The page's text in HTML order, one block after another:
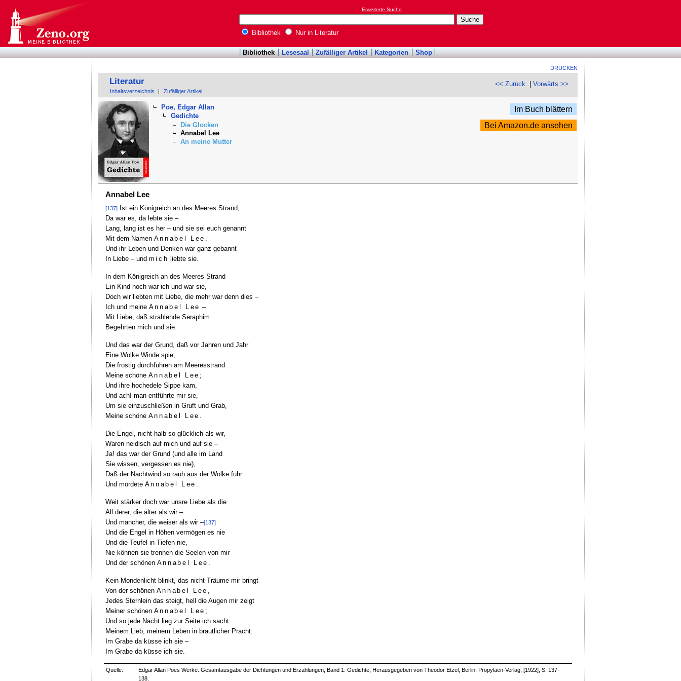
Erweiterte Suche
Bibliothek Nur in Literatur
Bibliothek Lesesaal Zufälliger Artikel Kategorien Shop
DRUCKEN
<< Zurück |Vorwärts >>
Literatur
Inhaltsverzeichnis Zufälliger Artikel
Poe, Edgar Allan
Gedichte
Die Glocken
Annabel Lee
An meine Mutter
Im Buch blättern
Bei Amazon.de ansehen
Annabel Lee
[137]Ist ein Königreich an des Meeres Strand,
Da war es, da lebte sie –
Lang, lang ist es her – und sie sei euch genannt
Mit dem Namen Annabel Lee.
Und ihr Leben und Denken war ganz gebannt
In Liebe – und mich liebte sie.
In dem Königreich an des Meeres Strand
Ein Kind noch war ich und war sie,
Doch wir liebten mit Liebe, die mehr war denn dies –
Ich und meine Annabel Lee –
Mit Liebe, daß strahlende Seraphim
Begehrten mich und sie.
Und das war der Grund, daß vor Jahren und Jahr
Eine Wolke Winde spie,
Die frostig durchfuhren am Meeresstrand
Meine schöne Annabel Lee;
Und ihre hochedele Sippe kam,
Und ach! man entführte mir sie,
Um sie einzuschließen in Gruft und Grab,
Meine schöne Annabel Lee.
Die Engel, nicht halb so glücklich als wir,
Waren neidisch auf mich und auf sie –
Ja! das war der Grund (und alle im Land
Sie wissen, vergessen es nie),
Daß der Nachtwind so rauh aus der Wolke fuhr
Und mordete Annabel Lee.
Weit stärker doch war unsre Liebe als die
All derer, die älter als wir –
Und mancher, die weiser als wir –[137]
Und die Engel in Höhen vermögen es nie
Und die Teufel in Tiefen nie,
Nie können sie trennen die Seelen von mir
Und der schönen Annabel Lee.
Kein Mondenlicht blinkt, das nicht Träume mir bringt
Von der schönen Annabel Lee,
Jedes Sternlein das steigt, hell die Augen mir zeigt
Meiner schönen Annabel Lee;
Und so jede Nacht lieg zur Seite ich sacht
Meinem Lieb, meinem Leben in bräutlicher Pracht:
Im Grabe da küsse ich sie –
Im Grabe da küsse ich sie.
Quelle:
Edgar Allan Poes Werke. Gesamtausgabe der Dichtungen und Erzählungen, Band 1: Gedichte, Herausgegeben von Theodor Etzel, Berlin: Propyläen-Verlag, [1922], S. 137-
138.